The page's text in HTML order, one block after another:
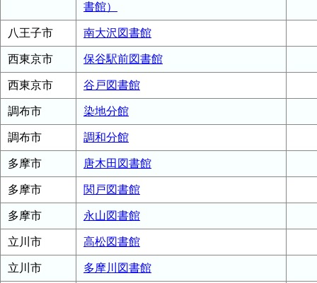
書館）
八王子市 南大沢図書館
西東京市 保谷駅前図書館
西東京市 谷戸図書館
調布市 染地分館
調布市 調和分館
多摩市 唐木田図書館
多摩市 関戸図書館
多摩市 永山図書館
立川市 高松図書館
立川市 多摩川図書館